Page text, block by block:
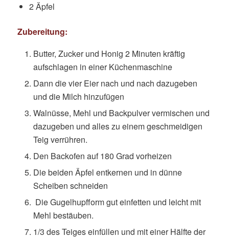
2 Äpfel
Zubereitung:
Butter, Zucker und Honig 2 Minuten kräftig
aufschlagen in einer Küchenmaschine
Dann die vier Eier nach und nach dazugeben
und die Milch hinzufügen
Walnüsse, Mehl und Backpulver vermischen und
dazugeben und alles zu einem geschmeidigen
Teig verrühren.
Den Backofen auf 180 Grad vorheizen
Die beiden Äpfel entkernen und in dünne
Scheiben schneiden
Die Gugelhupfform gut einfetten und leicht mit
Mehl bestäuben.
1/3 des Teiges einfüllen und mit einer Hälfte der